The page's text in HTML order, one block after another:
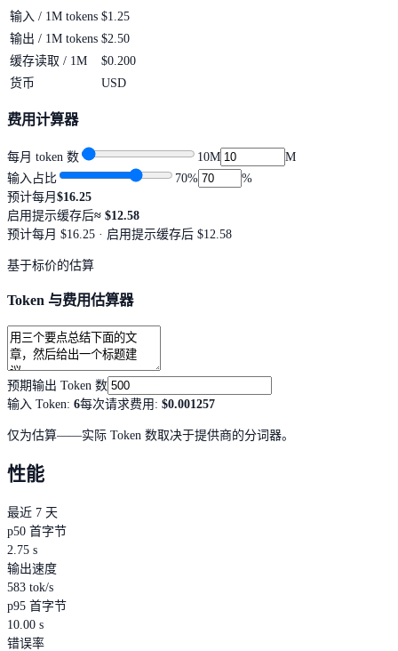
输入 / 1M tokens $1.25
输出 / 1M tokens $2.50
缓存读取 / 1M
$0.200
货币
USD
费用计算器
每月 token 数 10M
M
输入占比
70%
%
预计每月 $16.25
启用提示缓存后≈ $12.58
预计每月 $16.25 · 启用提示缓存后 $12.58
基于标价的估算
Token 与费用估算器
预期输出 Token 数
输入 Token: 6每次请求费用 : $0.001257
仅为估算——实际 Token 数取决于提供商的分词器。
性能
最近 7 天
p50 首字节
2.75 s
输出速度
583 tok/s
p95 首字节
10.00 s
错误率